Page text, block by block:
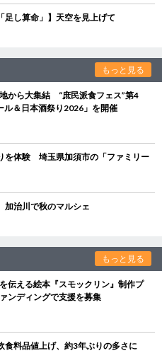
足し算命」】天空を見上げて
もっと見る
から大集結 “庶民派食フェス”第4
ル＆日本酒祭り2026」を開催
を体験 埼玉県加須市の「ファミリー
加治川で秋のマルシェ
もっと見る
伝える絵本『スモックリン』制作プ
ンディングで支援を募集
料品値上げ、約3年ぶりの多さに